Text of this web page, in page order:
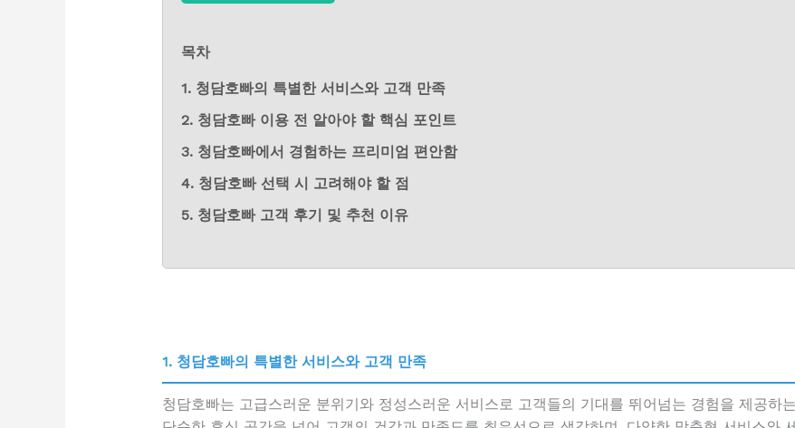
목차
1. 청담호빠의 특별한 서비스와 고객 만족
2. 청담호빠 이용 전 알아야 할 핵심 포인트
3. 청담호빠에서 경험하는 프리미엄 편안함
4. 청담호빠 선택 시 고려해야 할 점
5. 청담호빠 고객 후기 및 추천 이유
1. 청담호빠의 특별한 서비스와 고객 만족
청담호빠는 고급스러운 분위기와 정성스러운 서비스로 고객들의 기대를 뛰어넘는 경험을 제공하